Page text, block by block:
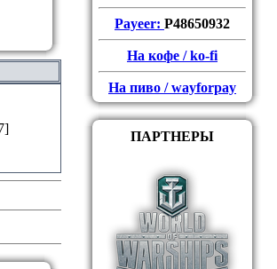
Payeer: P48650932
На кофе / ko-fi
На пиво / wayforpay
ПАРТНЕРЫ